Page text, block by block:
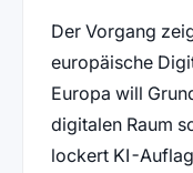
Der Vorgang
europäische
Europa will
digitalen Raum
lockert KI-